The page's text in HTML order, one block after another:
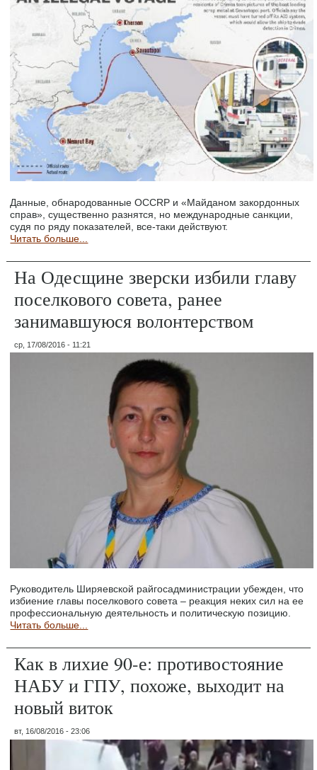
Данные, обнародованные OCCRP и «Майданом закордонных
справ», существенно разнятся, но международные санкции,
судя по ряду показателей, все-таки действуют.
Читать больше...
На Одесщине зверски избили главу
поселкового совета, ранее
занимавшуюся волонтерством
ср, 17/08/2016 - 11:21
Руководитель Ширяевской райгосадминистрации убежден, что
избиение главы поселкового совета – реакция неких сил на ее
профессиональную деятельность и политическую позицию.
Читать больше...
Как в лихие 90-е: противостояние
НАБУ и ГПУ, похоже, выходит на
новый виток
вт, 16/08/2016 - 23:06